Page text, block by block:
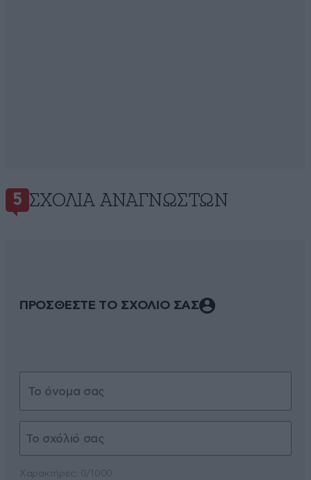
5 ΣΧΌΛΙΑ ΑΝΑΓΝΩΣΤΏΝ
ΠΡΟΣΘΕΣΤΕ ΤΟ ΣΧΟΛΙΟ ΣΑΣ